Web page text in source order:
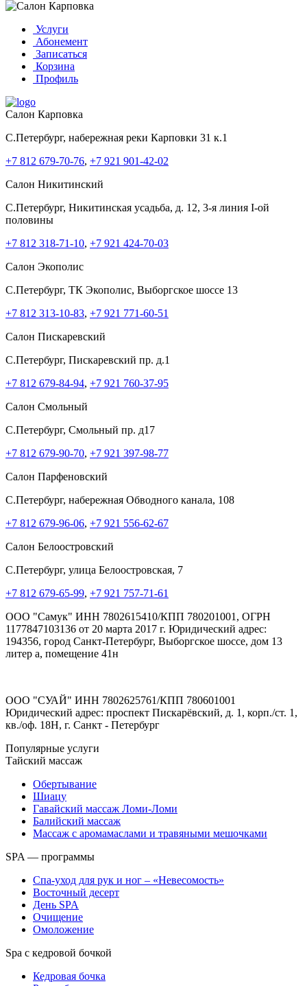
Услуги
Абонемент
Записаться
Корзина
Профиль
Салон Карповка
C.Петербург, набережная реки Карповки 31 к.1
+7 812 679-70-76, +7 921 901-42-02
Салон Никитинский
C.Петербург, Никитинская усадьба, д. 12, 3-я линия I-ой
половины
+7 812 318-71-10, +7 921 424-70-03
Салон Экополис
C.Петербург, ТК Экополис, Выборгское шоссе 13
+7 812 313-10-83, +7 921 771-60-51
Салон Пискаревский
C.Петербург, Пискаревский пр. д.1
+7 812 679-84-94, +7 921 760-37-95
Салон Смольный
C.Петербург, Смольный пр. д17
+7 812 679-90-70, +7 921 397-98-77
Салон Парфеновский
C.Петербург, набережная Обводного канала, 108
+7 812 679-96-06, +7 921 556-62-67
Салон Белоостровский
C.Петербург, улица Белоостровская, 7
+7 812 679-65-99, +7 921 757-71-61
ООО "Самук" ИНН 7802615410/КПП 780201001, ОГРН
1177847103136 от 20 марта 2017 г. Юридический адрес:
194356, город Санкт-Петербург, Выборгское шоссе, дом 13
литер а, помещение 41н
ООО "СУАЙ" ИНН 7802625761/КПП 780601001
Юридический адрес: проспект Пискарёвский, д. 1, корп./ст. 1,
кв./оф. 18Н, г. Санкт - Петербург
Популярные услуги
Тайский массаж
Обертывание
Шиацу
Гавайский массаж Ломи-Ломи
Балийский массаж
Массаж с аромамаслами и травяными мешочками
SPA — программы
Спа-уход для рук и ног – «Невесомость»
Восточный десерт
День SPA
Очищение
Омоложение
Spa с кедровой бочкой
Кедровая бочка